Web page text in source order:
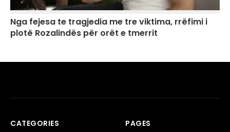
Nga fejesa te tragjedia me tre viktima, rrëfimi i
plotë Rozalindës për orët e tmerrit
CATEGORIES PAGES